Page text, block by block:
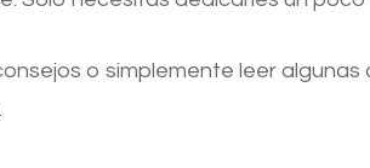
o simplemente leer algunas
.